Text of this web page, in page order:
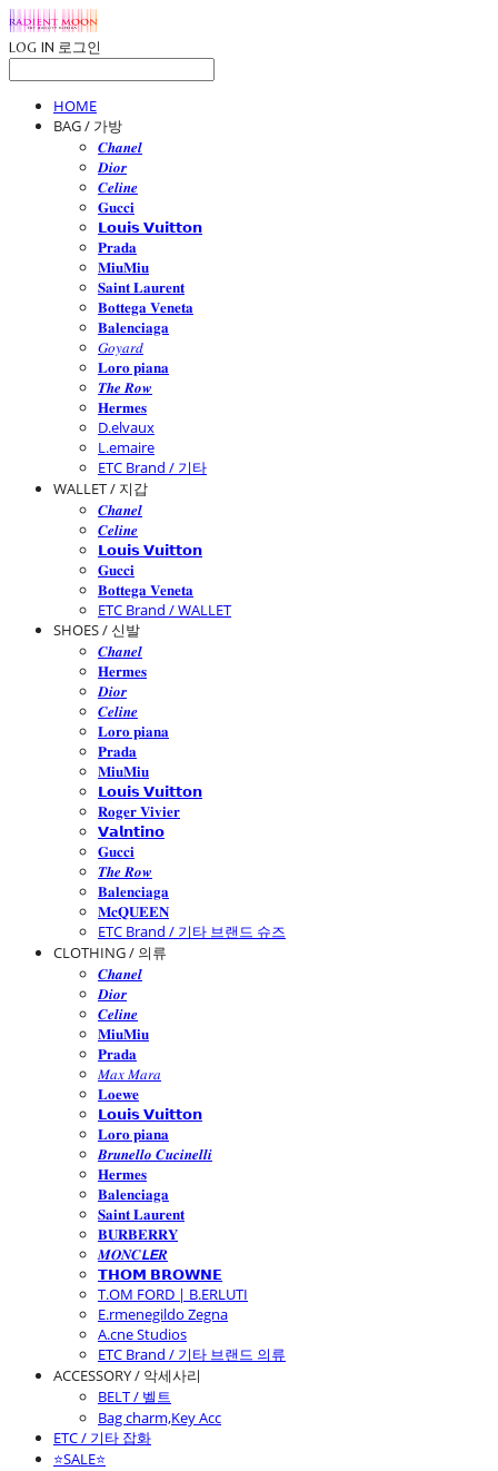
LOG IN 로그인
HOME
BAG / 가방
𝑪𝒉𝒂𝒏𝒆𝒍
𝑫𝒊𝒐𝒓
𝑪𝒆𝒍𝒊𝒏𝒆
𝐆𝐮𝐜𝐜𝐢
𝗟𝗼𝘂𝗶𝘀 𝗩𝘂𝗶𝘁𝘁𝗼𝗻
𝐏𝐫𝐚𝐝𝐚
𝐌𝐢𝐮𝐌𝐢𝐮
𝐒𝐚𝐢𝐧𝐭 𝐋𝐚𝐮𝐫𝐞𝐧𝐭
𝐁𝐨𝐭𝐭𝐞𝐠𝐚 𝐕𝐞𝐧𝐞𝐭𝐚
𝐁𝐚𝐥𝐞𝐧𝐜𝐢𝐚𝐠𝐚
𝐺𝑜𝑦𝑎𝑟𝑑
𝐋𝐨𝐫𝐨 𝐩𝐢𝐚𝐧𝐚
𝑻𝒉𝒆 𝑹𝒐𝒘
𝐇𝐞𝐫𝐦𝐞𝐬
D.elvaux
L.emaire
ETC Brand / 기타
WALLET / 지갑
𝑪𝒉𝒂𝒏𝒆𝒍
𝑪𝒆𝒍𝒊𝒏𝒆
𝗟𝗼𝘂𝗶𝘀 𝗩𝘂𝗶𝘁𝘁𝗼𝗻
𝐆𝐮𝐜𝐜𝐢
𝐁𝐨𝐭𝐭𝐞𝐠𝐚 𝐕𝐞𝐧𝐞𝐭𝐚
ETC Brand / WALLET
SHOES / 신발
𝑪𝒉𝒂𝒏𝒆𝒍
𝐇𝐞𝐫𝐦𝐞𝐬
𝑫𝒊𝒐𝒓
𝑪𝒆𝒍𝒊𝒏𝒆
𝐋𝐨𝐫𝐨 𝐩𝐢𝐚𝐧𝐚
𝐏𝐫𝐚𝐝𝐚
𝐌𝐢𝐮𝐌𝐢𝐮
𝗟𝗼𝘂𝗶𝘀 𝗩𝘂𝗶𝘁𝘁𝗼𝗻
𝐑𝐨𝐠𝐞𝐫 𝐕𝐢𝐯𝐢𝐞𝐫
𝗩𝗮𝗹𝗻𝘁𝗶𝗻𝗼
𝐆𝐮𝐜𝐜𝐢
𝑻𝒉𝒆 𝑹𝒐𝒘
𝐁𝐚𝐥𝐞𝐧𝐜𝐢𝐚𝐠𝐚
𝐌𝐜𝐐𝐔𝐄𝐄𝐍
ETC Brand / 기타 브랜드 슈즈
CLOTHING / 의류
𝑪𝒉𝒂𝒏𝒆𝒍
𝑫𝒊𝒐𝒓
𝑪𝒆𝒍𝒊𝒏𝒆
𝐌𝐢𝐮𝐌𝐢𝐮
𝐏𝐫𝐚𝐝𝐚
𝑀𝑎𝑥 𝑀𝑎𝑟𝑎
𝐋𝐨𝐞𝐰𝐞
𝗟𝗼𝘂𝗶𝘀 𝗩𝘂𝗶𝘁𝘁𝗼𝗻
𝐋𝐨𝐫𝐨 𝐩𝐢𝐚𝐧𝐚
𝑩𝒓𝒖𝒏𝒆𝒍𝒍𝒐 𝑪𝒖𝒄𝒊𝒏𝒆𝒍𝒍𝒊
𝐇𝐞𝐫𝐦𝐞𝐬
𝐁𝐚𝐥𝐞𝐧𝐜𝐢𝐚𝐠𝐚
𝐒𝐚𝐢𝐧𝐭 𝐋𝐚𝐮𝐫𝐞𝐧𝐭
𝐁𝐔𝐑𝐁𝐄𝐑𝐑𝐘
𝑴𝑶𝑵𝑪𝙇𝙀𝑹
𝗧𝗛𝗢𝗠 𝗕𝗥𝗢𝗪𝗡𝗘
T.OM FORD | B.ERLUTI
E.rmenegildo Zegna
A.cne Studios
ETC Brand / 기타 브랜드 의류
ACCESSORY / 악세사리
BELT / 벨트
Bag charm,Key Acc
ETC / 기타 잡화
⭐SALE⭐